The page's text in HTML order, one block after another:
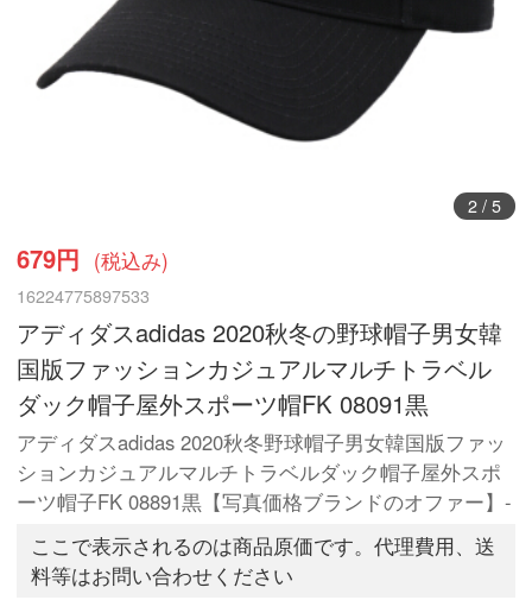
2/ 5
679円 (税込み)
16224775897533
アディダスadidas 2020秋冬の野球帽子男女韓
国版ファッションカジュアルマルチトラベル
ダック帽子屋外スポーツ帽FK 08091黒
アディダスadidas 2020秋冬野球帽子男女韓国版ファッ
ションカジュアルマルチトラベルダック帽子屋外スポ
ーツ帽子FK 08891黒【写真価格ブランドのオファー】-
ここで表示されるのは商品原価です。代理費用、送
料等はお問い合わせください